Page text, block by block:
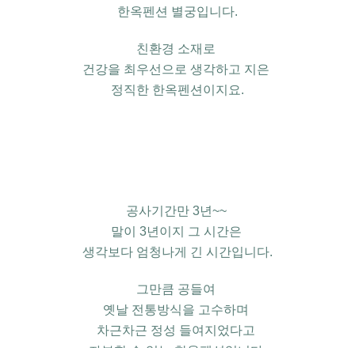
한옥펜션 별궁입니다.
친환경 소재로
건강을 최우선으로 생각하고 지은
정직한 한옥펜션이지요.
공사기간만 3년~~
말이
3년이지 그 시간은
생각보다 엄청나게 긴 시간입니다.
그만큼 공들여
옛날 전통방식을 고수하며
차근차근 정성 들여지었다고